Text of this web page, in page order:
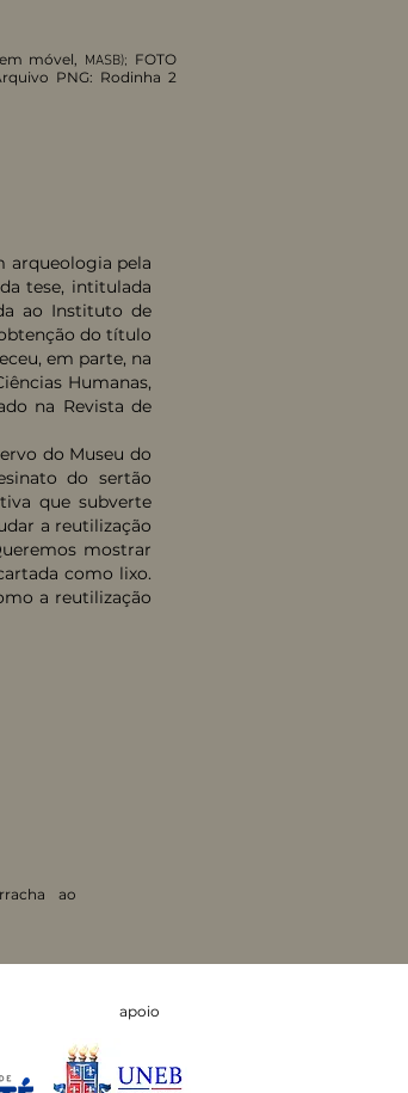
móvel, MASB); FOTO
PNG: Rodinha 2
arqueologia pela
tese, intitulada
ao Instituto de
do título
em parte, na
Humanas,
na Revista de
do Museu do
do sertão
que subverte
a reutilização
mostrar
como lixo.
a reutilização
ao
apoio